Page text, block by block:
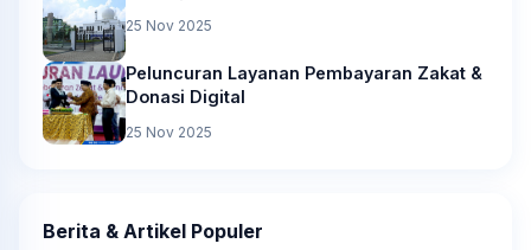
25 Nov 2025
Peluncuran Layanan Pembayaran Zakat &
Donasi Digital
25 Nov 2025
Berita & Artikel Populer